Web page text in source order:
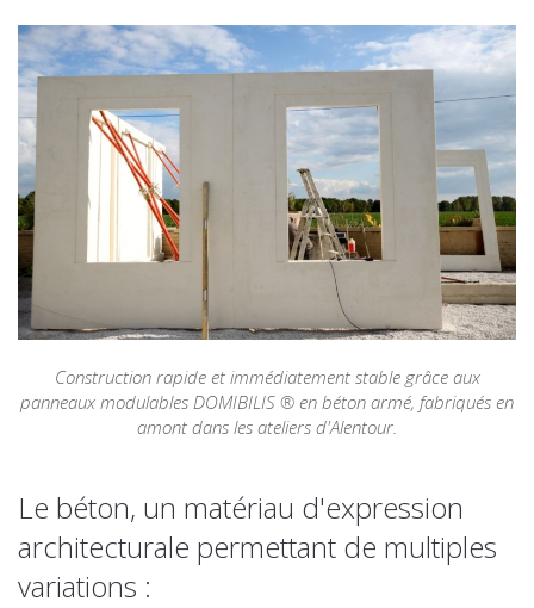
Construction rapide et immédiatement stable grâce aux
panneaux modulables DOMIBILIS ® en béton armé, fabriqués en
amont dans les ateliers d'Alentour.
Le béton, un matériau d'expression
architecturale permettant de multiples
variations :